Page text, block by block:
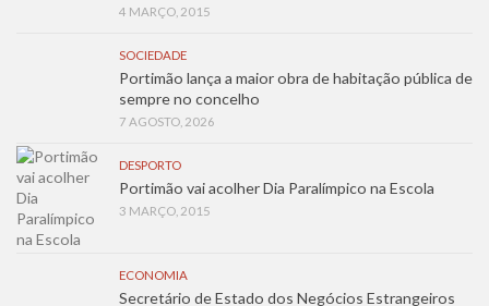
4 MARÇO, 2015
SOCIEDADE
Portimão lança a maior obra de habitação pública de
sempre no concelho
7 AGOSTO, 2026
DESPORTO
Portimão vai acolher Dia Paralímpico na Escola
3 MARÇO, 2015
ECONOMIA
Secretário de Estado dos Negócios Estrangeiros